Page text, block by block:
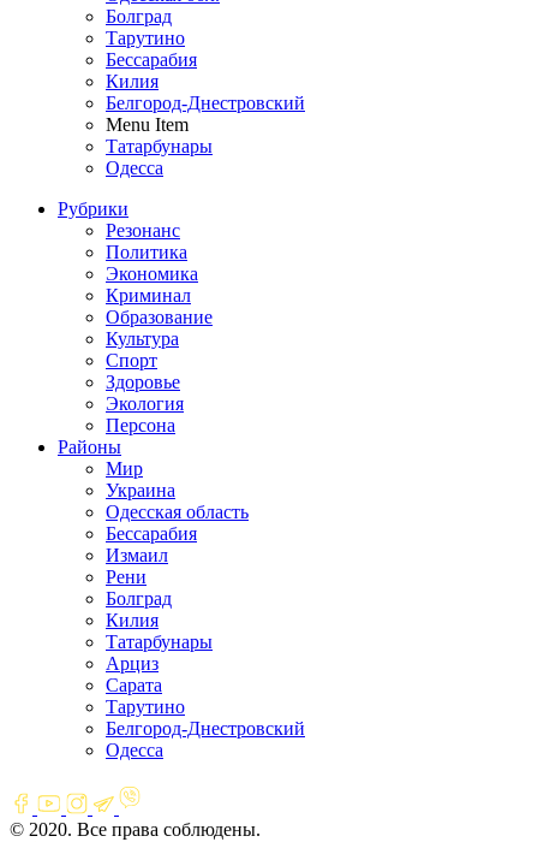
Болград
Тарутино
Бессарабия
Килия
Белгород-Днестровский
Menu Item
Татарбунары
Одесса
Рубрики
Резонанс
Политика
Экономика
Криминал
Образование
Культура
Спорт
Здоровье
Экология
Персона
Районы
Мир
Украина
Одесская область
Бессарабия
Измаил
Рени
Болград
Килия
Татарбунары
Арциз
Сарата
Тарутино
Белгород-Днестровский
Одесса
© 2020. Все права соблюдены.